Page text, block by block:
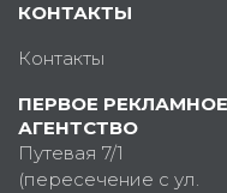
КОНТАКТЫ
Контакты
ПЕРВОЕ РЕКЛАМНОЕ
АГЕНТСТВО
Путевая 7/1
(пересечение с ул.